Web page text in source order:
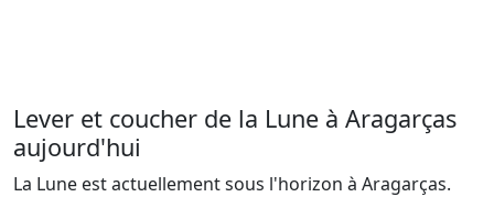
Lever et coucher de la Lune à Aragarças
aujourd'hui
La Lune est actuellement sous l'horizon à Aragarças.